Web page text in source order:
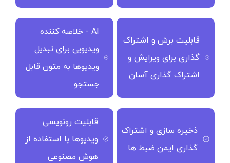
قابلیت برش و اشتراک
گذاری برای ویرایش و
اشتراک گذاری آسان
AI - خلاصه کننده
ویدیویی برای تبدیل
ویدیوها به متون قابل
جستجو
ذخیره سازی و اشتراک
گذاری ایمن ضبط ها
قابلیت رونویسی
ویدیوها با استفاده از
هوش مصنوعی